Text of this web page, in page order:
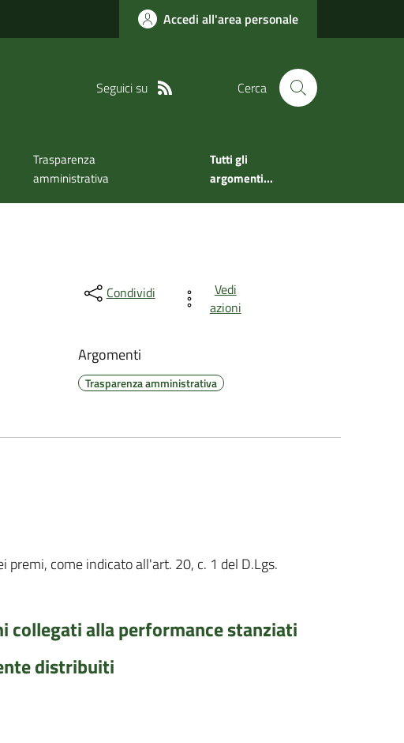
Accedi all'area personale
Seguici su Cerca
Trasparenza
amministrativa
Tutti gli
argomenti...
Condividi
Vedi
azioni
Argomenti
Trasparenza amministrativa
come indicato all'art. 20, c. 1 del D.Lgs.
collegati alla performance stanziati
distribuiti